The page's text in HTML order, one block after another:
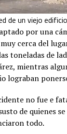
de un viejo
por una
cerca del
toneladas de
mientras
lograban
no fue e
de quienes
todo.